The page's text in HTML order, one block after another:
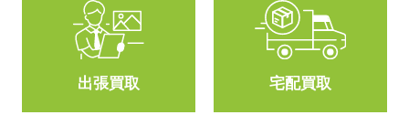
出張買取 宅配買取